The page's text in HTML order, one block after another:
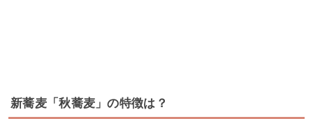
新蕎麦「秋蕎麦」の特徴は？